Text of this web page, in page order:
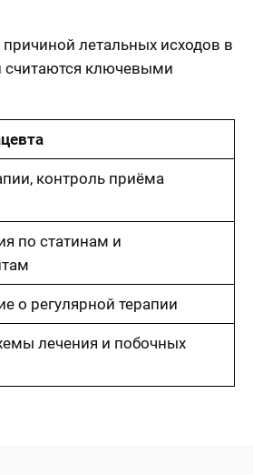
летальных исходов в
считаются ключевыми
контроль приёма
по статинам и
о регулярной терапии
лечения и побочных